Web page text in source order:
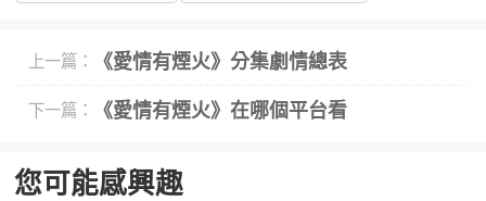
上一篇： 《愛情有煙火》分集劇情總表
下一篇： 《愛情有煙火》在哪個平台看
您可能感興趣